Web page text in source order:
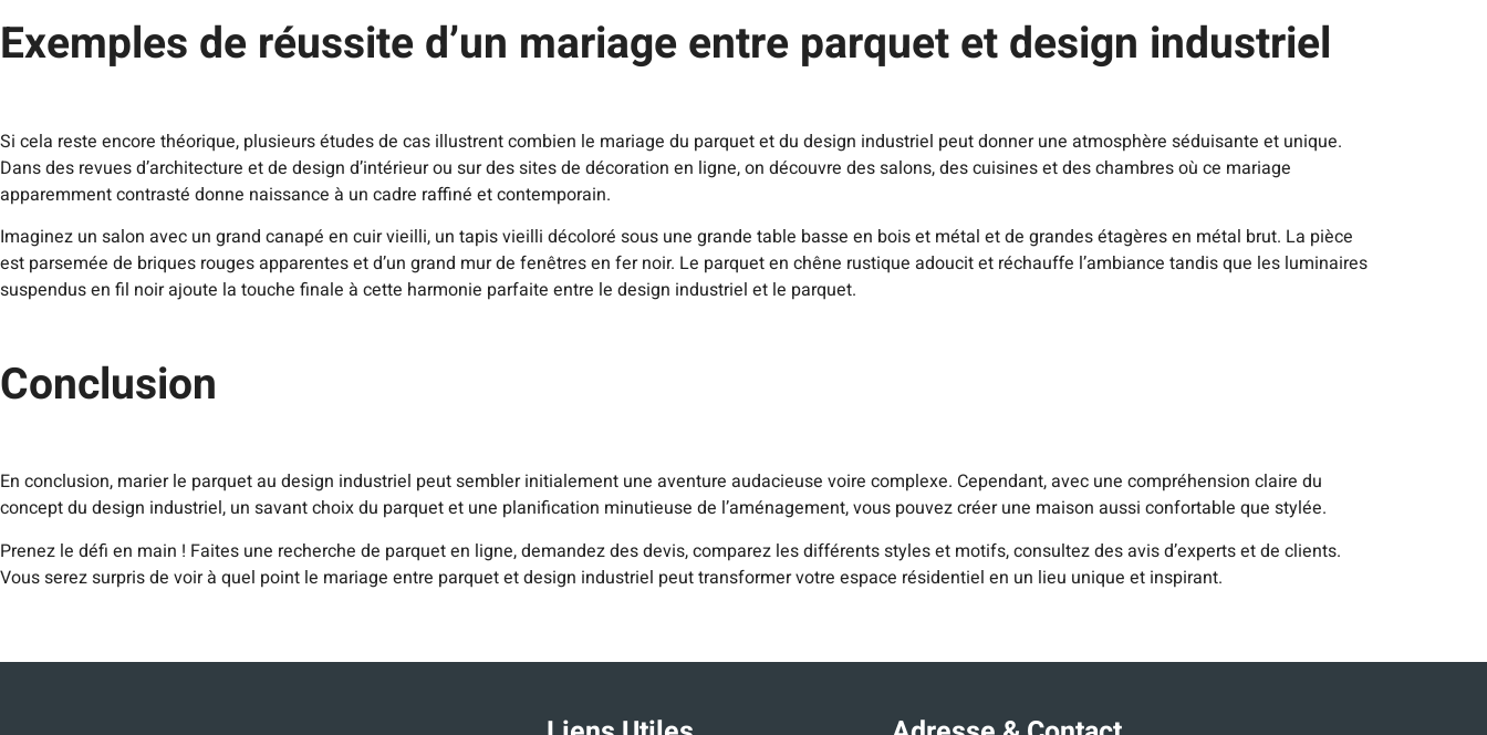
Exemples de réussite d’un mariage entre parquet et design industriel
Si cela reste encore théorique, plusieurs études de cas illustrent combien le mariage du parquet et du design industriel peut donner une atmosphère séduisante et unique.
Dans des revues d’architecture et de design d’intérieur ou sur des sites de décoration en ligne, on découvre des salons, des cuisines et des chambres où ce mariage
apparemment contrasté donne naissance à un cadre raffiné et contemporain.
Imaginez un salon avec un grand canapé en cuir vieilli, un tapis vieilli décoloré sous une grande table basse en bois et métal et de grandes étagères en métal brut. La pièce
est parsemée de briques rouges apparentes et d’un grand mur de fenêtres en fer noir. Le parquet en chêne rustique adoucit et réchauffe l’ambiance tandis que les luminaires
suspendus en fil noir ajoute la touche finale à cette harmonie parfaite entre le design industriel et le parquet.
Conclusion
En conclusion, marier le parquet au design industriel peut sembler initialement une aventure audacieuse voire complexe. Cependant, avec une compréhension claire du
concept du design industriel, un savant choix du parquet et une planification minutieuse de l’aménagement, vous pouvez créer une maison aussi confortable que stylée.
Prenez le défi en main ! Faites une recherche de parquet en ligne, demandez des devis, comparez les différents styles et motifs, consultez des avis d’experts et de clients.
Vous serez surpris de voir à quel point le mariage entre parquet et design industriel peut transformer votre espace résidentiel en un lieu unique et inspirant.